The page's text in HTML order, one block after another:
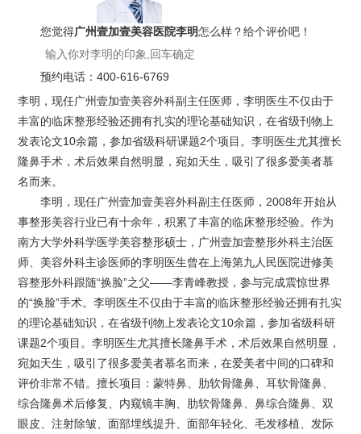
您觉得广州壹加壹美容医院李明怎么样？给个评价吧！
预约电话：400-616-6769
李明，现任广州壹加壹美容外科副主任医师，李明医生不仅由于
丰富的临床整形经验还拥有扎实的理论基础知识，在省级刊物上
发表论文10余篇，参加省级科研课题2个项目。李明医生尤其擅长
隆鼻手术，术后效果自然明显，宛如天生，吸引了很多爱美者慕
名而来。
李明，现任广州壹加壹美容外科副主任医师，2008年开始从
事整形美容行业已有十余年，积累了丰富的临床整形经验。作为
南方大学外科学医学美容整形硕士，广州壹加壹整形外科主治医
师、美容外科主诊医师的李明医生曾在上海第九人民医院进修美
容整形外科跟随“换脸”之父——李青峰教授，参与完成震惊世界
的“换脸”手术。李明医生不仅由于丰富的临床整形经验还拥有扎实
的理论基础知识，在省级刊物上发表论文10余篇，参加省级科研
课题2个项目。李明医生尤其擅长隆鼻手术，术后效果自然明显，
宛如天生，吸引了很多爱美者慕名而来，在爱美者中间的口碑和
评价非常不错。擅长项目：蒙特鼻、肋软骨隆鼻、耳软骨隆鼻、
综合隆鼻术后修复、内窥镜丰胸、肋软骨隆鼻、鼻综合隆鼻、双
眼皮、注射除皱、面部埋线提升、面部年轻化、毛发移植、发际